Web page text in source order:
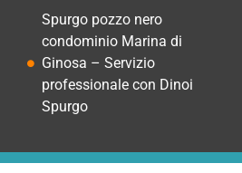
Spurgo pozzo nero
condominio Marina di
Ginosa – Servizio
professionale con Dinoi
Spurgo